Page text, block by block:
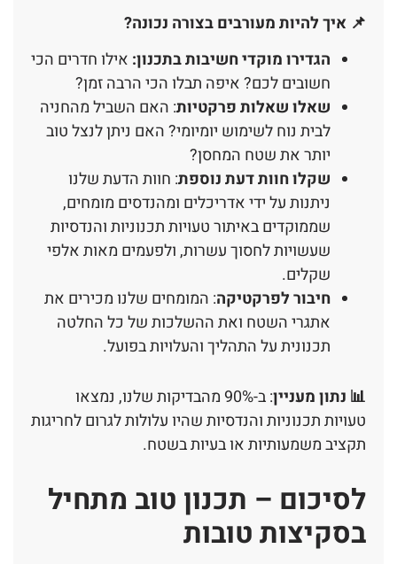
📌 איך להיות מעורבים בצורה נכונה?
הגדירו מוקדי חשיבות בתכנון: אילו חדרים הכי
חשובים לכם? איפה תבלו הכי הרבה זמן?
שאלו שאלות פרקטיות: האם השביל מהחניה
לבית נוח לשימוש יומיומי? האם ניתן לנצל טוב
יותר את שטח המחסן?
שקלו חוות דעת נוספת: חוות הדעת שלנו
ניתנות על ידי אדריכלים ומהנדסים מומחים,
שממוקדים באיתור טעויות תכנוניות והנדסיות
שעשויות לחסוך עשרות, ולפעמים מאות אלפי
שקלים.
חיבור לפרקטיקה: המומחים שלנו מכירים את
אתגרי השטח ואת ההשלכות של כל החלטה
תכנונית על התהליך והעלויות בפועל.
📊 נתון מעניין
: ב-90% מהבדיקות שלנו, נמצאו
טעויות תכנוניות והנדסיות שהיו עלולות לגרום לחריגות
תקציב משמעותיות או בעיות בשטח.
לסיכום – תכנון טוב מתחיל
בסקיצות טובות